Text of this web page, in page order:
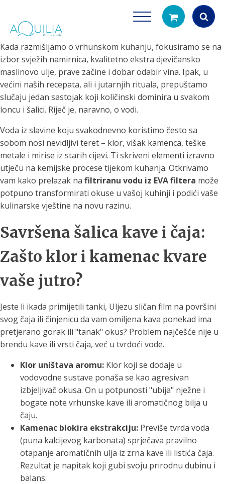
search
Kada razmišljamo o vrhunskom kuhanju, fokusiramo se na
izbor svježih namirnica, kvalitetno ekstra djevičansko
maslinovo ulje, prave začine i dobar odabir vina. Ipak, u
većini naših recepata, ali i jutarnjih rituala, prepuštamo
slučaju jedan sastojak koji količinski dominira u svakom
loncu i šalici. Riječ je, naravno, o vodi.
Voda iz slavine koju svakodnevno koristimo često sa
sobom nosi nevidljivi teret – klor, višak kamenca, teške
metale i mirise iz starih cijevi. Ti skriveni elementi izravno
utječu na kemijske procese tijekom kuhanja. Otkrivamo
vam kako prelazak na filtriranu vodu iz EVA filtera može
potpuno transformirati okuse u vašoj kuhinji i podići vaše
kulinarske vještine na novu razinu.
Savršena šalica kave i čaja:
Zašto klor i kamenac kvare
vaše jutro?
Jeste li ikada primijetili tanki, Uljezu sličan film na površini
svog čaja ili činjenicu da vam omiljena kava ponekad ima
pretjerano gorak ili "tanak" okus? Problem najčešće nije u
brendu kave ili vrsti čaja, već u tvrdoći vode.
Klor uništava aromu: Klor koji se dodaje u
vodovodne sustave ponaša se kao agresivan
izbjeljivač okusa. On u potpunosti "ubija" nježne i
bogate note vrhunske kave ili aromatičnog bilja u
čaju.
Kamenac blokira ekstrakciju: Previše tvrda voda
(puna kalcijevog karbonata) sprječava pravilno
otapanje aromatičnih ulja iz zrna kave ili listića čaja.
Rezultat je napitak koji gubi svoju prirodnu dubinu i
balans.
Tuš glave
filtriranje vode za tuširanje
Vrčevi za
Potpuno prijenosno
čistu vodu za